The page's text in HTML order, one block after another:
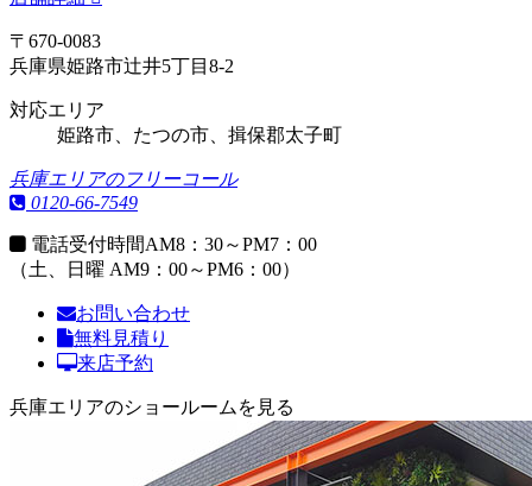
〒670-0083
兵庫県姫路市辻井5丁目8-2
対応エリア
姫路市、たつの市、揖保郡太子町
兵庫エリアのフリーコール
0120-66-7549
電話受付時間AM8：30～PM7：00
（土、日曜 AM9：00～PM6：00）
お問い合わせ
無料見積り
来店予約
兵庫エリアのショールームを見る